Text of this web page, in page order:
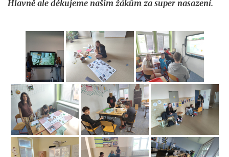
Hlavně ale děkujeme našim žákům za super nasazení.